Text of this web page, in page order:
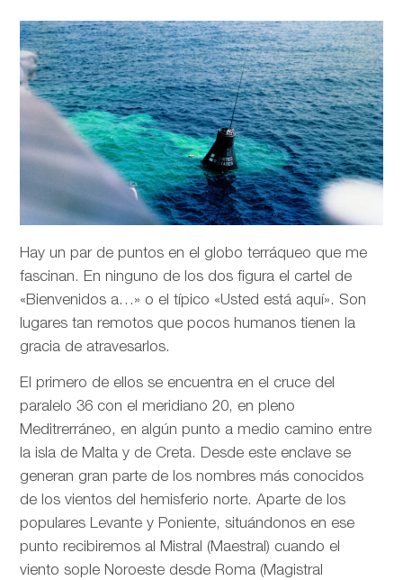
Hay un par de puntos en el globo terráqueo que me
fascinan. En ninguno de los dos figura el cartel de
«Bienvenidos a…» o el típico «Usted está aquí». Son
lugares tan remotos que pocos humanos tienen la
gracia de atravesarlos.
El primero de ellos se encuentra en el cruce del
paralelo 36 con el meridiano 20, en pleno
Meditrerráneo, en algún punto a medio camino entre
la isla de Malta y de Creta. Desde este enclave se
generan gran parte de los nombres más conocidos
de los vientos del hemisferio norte. Aparte de los
populares Levante y Poniente, situándonos en ese
punto recibiremos al Mistral (Maestral) cuando el
viento sople Noroeste desde Roma (Magistral